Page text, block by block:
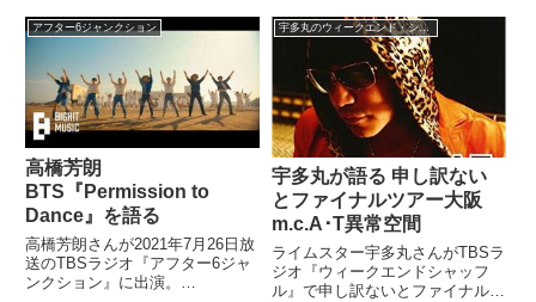
『Passport & Garcon』について
話していました。（宇多丸）とい
うわけで、お待たせしてしま...
プの盛り上がりについてトーク。
『さんぴんCAMP』前後のシーン
の熱気について話していました。
（BOSEさんインタビ...
アフター6ジャンクション
高橋芳朗
BTS『Permission to
Dance』を語る
高橋芳朗さんが2021年7月26日放
送のTBSラジオ『アフター6ジャ
ンクション』に出演。
宇多丸のウィークエンド・シャッフル
宇多丸が語る 申し訳ない
とファイナルツアー大阪
m.c.A･T異常空間
ライムスター宇多丸さんがTBSラ
ジオ『ウィークエンドシャッフ
ル』で申し訳ないとファイナルツ